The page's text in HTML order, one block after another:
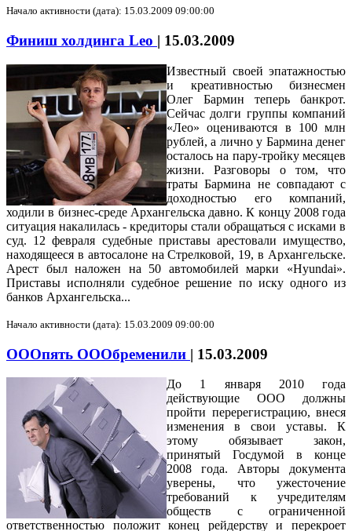
Начало активности (дата): 15.03.2009 09:00:00
Финиш холдинга Leo | 15.03.2009
Известный своей эпатажностью
и креативностью бизнесмен
Олег Бармин теперь банкрот.
Сейчас долги группы компаний
«Лео» оцениваются в 100 млн
рублей, а лично у Бармина денег
осталось на пару-тройку месяцев
жизни. Разговоры о том, что
траты Бармина не совпадают с
доходностью его компаний,
ходили в бизнес-среде Архангельска давно. К концу 2008 года
ситуация накалилась - кредиторы стали обращаться с исками в
суд. 12 февраля судебные приставы арестовали имущество,
находящееся в автосалоне на Стрелковой, 19, в Архангельске.
Арест был наложен на 50 автомобилей марки «Hyundai».
Приставы исполняли судебное решение по иску одного из
банков Архангельска...
Начало активности (дата): 15.03.2009 09:00:00
ОООпять ОООбременили | 15.03.2009
До 1 января 2010 года
действующие ООО должны
пройти перерегистрацию, внеся
изменения в свои уставы. К
этому обязывает закон,
принятый Госдумой в конце
2008 года. Авторы документа
уверены, что ужесточение
требований к учредителям
обществ с ограниченной
ответственностью положит конец рейдерству и перекроет